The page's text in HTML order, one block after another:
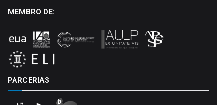
MEMBRO DE:
PARCERIAS